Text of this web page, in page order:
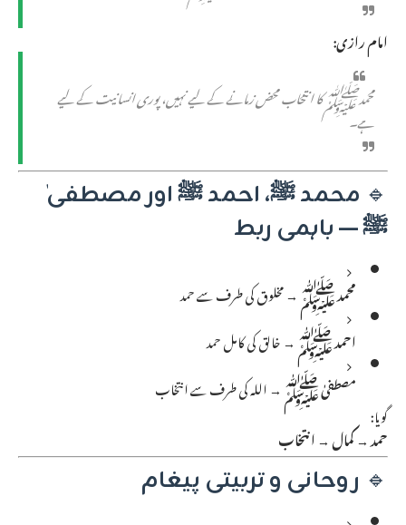
امام رازی:
محمد ﷺ کا انتخاب محض زمانے کے لیے نہیں، پوری انسانیت کے لیے
ہے۔
🔹 محمد ﷺ، احمد ﷺ اور مصطفیٰ
ﷺ — باہمی ربط
محمد ﷺ → مخلوق کی طرف سے حمد
احمد ﷺ → خالق کی کامل حمد
مصطفیٰ ﷺ → اللہ کی طرف سے انتخاب
گویا:
حمد → کمال → انتخاب
🔹 روحانی و تربیتی پیغام